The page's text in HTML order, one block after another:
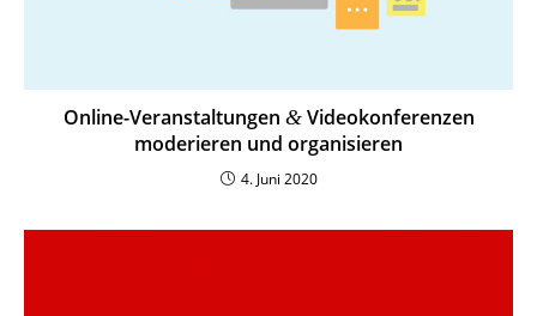
Online-Veran­stal­tungen &Video­kon­fe­renzen
mode­rieren und organisieren
4. Juni 2020